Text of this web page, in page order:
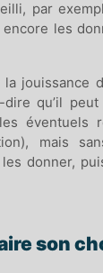
par
les
jouissance
dire qu’il
éventuels
mais
donner,
son